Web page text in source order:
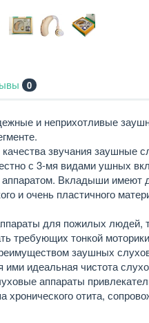
0
и неприхотливые
звучания заушные
с 3-мя видами ушных
Вкладыши имеют
и очень пластичного
для пожилых людей,
требующих тонкой
заушных
идеальная чистота
аппараты
отита,